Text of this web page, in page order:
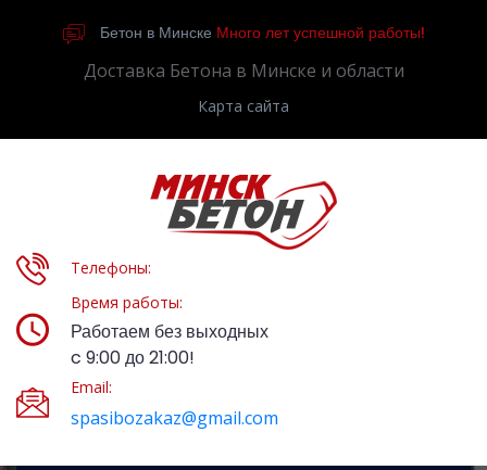
Бетон в Минске Много лет успешной работы!
Доставка Бетона в Минске и области
Карта сайта
Телефоны:
Время работы:
Работаем без выходных
c 9:00 до 21:00!
Email:
spasibozakaz@gmail.com